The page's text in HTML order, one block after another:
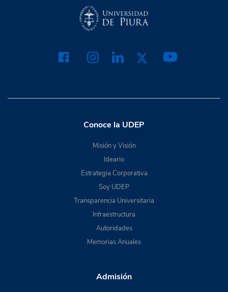
Conoce la UDEP
Misión y Visión
Ideario
Estrategia Corporativa
Soy UDEP
Transparencia Universitaria
Infraestructura
Autoridades
Memorias Anuales
Admisión